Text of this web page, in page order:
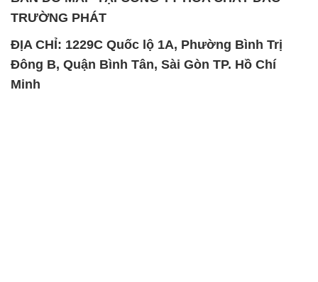
TRƯỜNG PHÁT
ĐỊA CHỈ: 1229C Quốc lộ 1A, Phường Bình Trị
Đông B, Quận Bình Tân, Sài Gòn TP. Hồ Chí
Minh